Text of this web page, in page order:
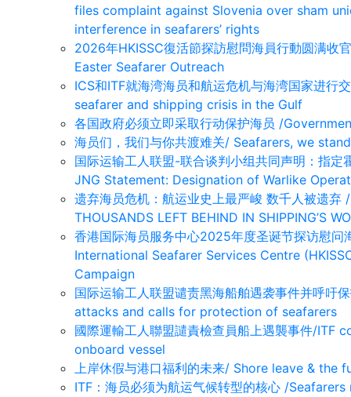
files complaint against Slovenia over sham
interference in seafarers’ rights
2026年HKISSC復活節探訪慰問海員行動圆满
Easter Seafarer Outreach
ICS和ITF就海湾海员和航运危机与海湾国家进
seafarer and shipping crisis in the Gulf
各国政府必须立即采取行动保护海员 /
海员们，我们与你共渡难关/ Seafarers, we
国际运输工人联盟-联合谈判小组共同声明：指
JNG Statement: Designation of Warlike
遗弃海员危机：航运业史上最严峻 数千人被遗弃
THOUSANDS LEFT BEHIND IN SHIPPING’S
香港国际海员服务中心2025年度圣诞节探访慰
International Seafarer Services Centre
Campaign
国际运输工人联盟谴责黑海船舶遇袭事件并呼吁
attacks and calls for protection of seafarers
國際運輸工人聯盟譴責檢查員船上遇襲事件/ITF
onboard vessel
上岸休假与港口福利的未来/ Shore leave &
ITF：海员必须为航运气候转型的核心 /